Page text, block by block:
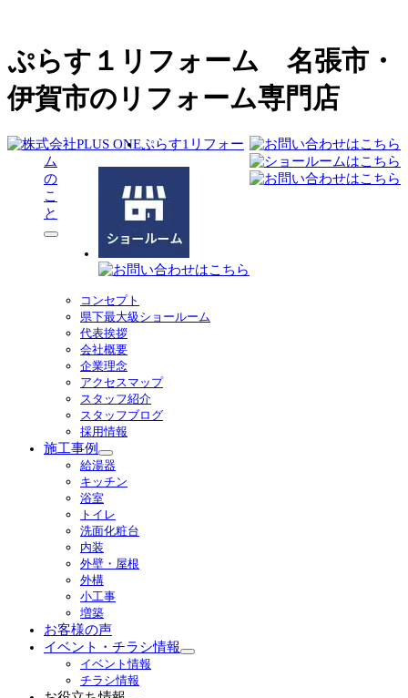
ぷらす１リフォーム 名張市・
伊賀市のリフォーム専門店
ぷらす1リフォー
ム
の
こ
と
サ
コンセプト
県下最大級ショールーム
代表挨拶
会社概要
企業理念
アクセスマップ
スタッフ紹介
スタッフブログ
採用情報
施工事例
サ
ブ
ニ
ュ
開
給湯器
キッチン
浴室
トイレ
洗面化粧台
内装
外壁・屋根
外構
小工事
増築
お客様の声
イベント・チラシ情報
サ
イベント情報
チラシ情報